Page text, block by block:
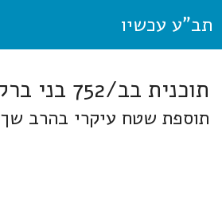
תב"ע עכשיו
תוכנית בב/752 בני ברק
תוספת שטח עיקרי בהרב שך 4